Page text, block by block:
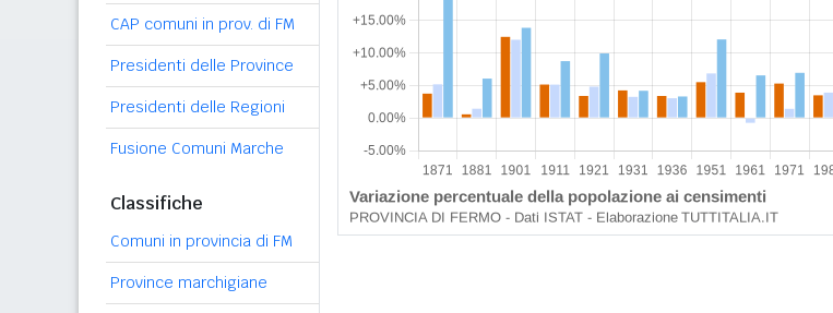
CAP comuni in prov. di FM
Presidenti delle Province
Presidenti delle Regioni
Fusione Comuni Marche
Classifiche
Comuni in provincia di FM
Province marchigiane